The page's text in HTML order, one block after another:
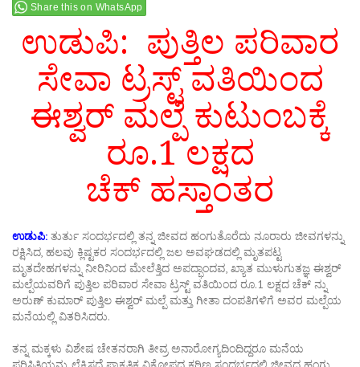
Share this on WhatsApp
ಉಡುಪಿ: ಪುತ್ತಿಲ ಪರಿವಾರ
ಸೇವಾ ಟ್ರಸ್ಟ್ ವತಿಯಿಂದ
ಈಶ್ವರ್ ಮಲ್ಪೆ ಕುಟುಂಬಕ್ಕೆ
ರೂ.1 ಲಕ್ಷದ
ಚೆಕ್ ಹಸ್ತಾಂತರ
ಉಡುಪಿ: ತುರ್ತು ಸಂದರ್ಭದಲ್ಲಿ ತನ್ನ ಜೀವದ ಹಂಗುತೊರೆದು ನೂರಾರು ಜೀವಗಳನ್ನು
ರಕ್ಷಿಸಿದ, ಹಲವು ಕ್ಲಿಷ್ಟಕರ ಸಂದರ್ಭದಲ್ಲಿ ಜಲ ಅವಘಡದಲ್ಲಿ ಮೃತಪಟ್ಟ
ಮೃತದೇಹಗಳನ್ನು ನೀರಿನಿಂದ ಮೇಲೆತ್ತಿದ ಅಪದ್ಭಾಂದವ, ಖ್ಯಾತ ಮುಳುಗುತಜ್ಞ ಈಶ್ವರ್
ಮಲ್ಪೆಯವರಿಗೆ ಪುತ್ತಿಲ ಪರಿವಾರ ಸೇವಾ ಟ್ರಸ್ಟ್ ವತಿಯಿಂದ ರೂ.1 ಲಕ್ಷದ ಚೆಕ್ ನ್ನು
ಅರುಣ್ ಕುಮಾರ್ ಪುತ್ತಿಲ ಈಶ್ವರ್ ಮಲ್ಪೆ ಮತ್ತು ಗೀತಾ ದಂಪತಿಗಳಿಗೆ ಅವರ ಮಲ್ಪೆಯ
ಮನೆಯಲ್ಲಿ ವಿತರಿಸಿದರು.
ತನ್ನ ಮಕ್ಕಳು ವಿಶೇಷ ಚೇತನರಾಗಿ ತೀವ್ರ ಅನಾರೋಗ್ಯದಿಂದಿದ್ದರೂ ಮನೆಯ